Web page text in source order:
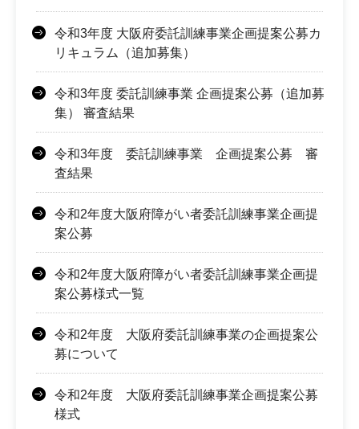
令和3年度 大阪府委託訓練事業企画提案公募カ
リキュラム（追加募集）
令和3年度 委託訓練事業 企画提案公募（追加募
集） 審査結果
令和3年度 委託訓練事業 企画提案公募 審
査結果
令和2年度大阪府障がい者委託訓練事業企画提
案公募
令和2年度大阪府障がい者委託訓練事業企画提
案公募様式一覧
令和2年度 大阪府委託訓練事業の企画提案公
募について
令和2年度 大阪府委託訓練事業企画提案公募
様式